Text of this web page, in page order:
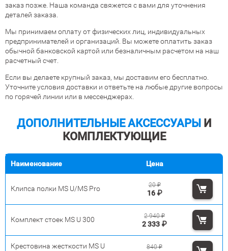
заказ позже. Наша команда свяжется с вами для уточнения
деталей заказа.
Мы принимаем оплату от физических лиц, индивидуальных
предпринимателей и организаций. Вы можете оплатить заказ
обычной банковской картой или безналичным расчетом на наш
расчетный счет.
Если вы делаете крупный заказ, мы доставим его бесплатно.
Уточните условия доставки и ответьте на любые другие вопросы
по горячей линии или в мессенджерах.
ДОПОЛНИТЕЛЬНЫЕ АКСЕССУАРЫ И
КОМПЛЕКТУЮЩИЕ
Наименование Цена
Клипса полки MS U/MS Pro
16 ₽
20₽
Комплект стоек MS U 300
2 333 ₽
2 940₽
Крестовина жесткости MS U
840₽